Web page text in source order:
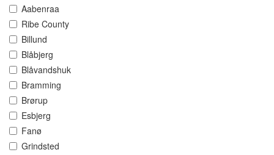
Aabenraa
Ribe County
Billund
Blåbjerg
Blåvandshuk
Bramming
Brørup
Esbjerg
Fanø
Grindsted